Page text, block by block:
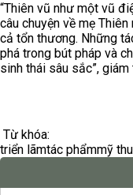
“Thiên vũ như một vũ
câu chuyện về mẹ
cả tổn thương. Những
phá trong bút pháp và
sinh thái sâu sắc”,
Từ khóa:
triển lãmtác phẩmmỹ